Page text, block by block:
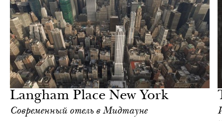
Langham Place New York
Современный отель в Мидтауне
Йорк